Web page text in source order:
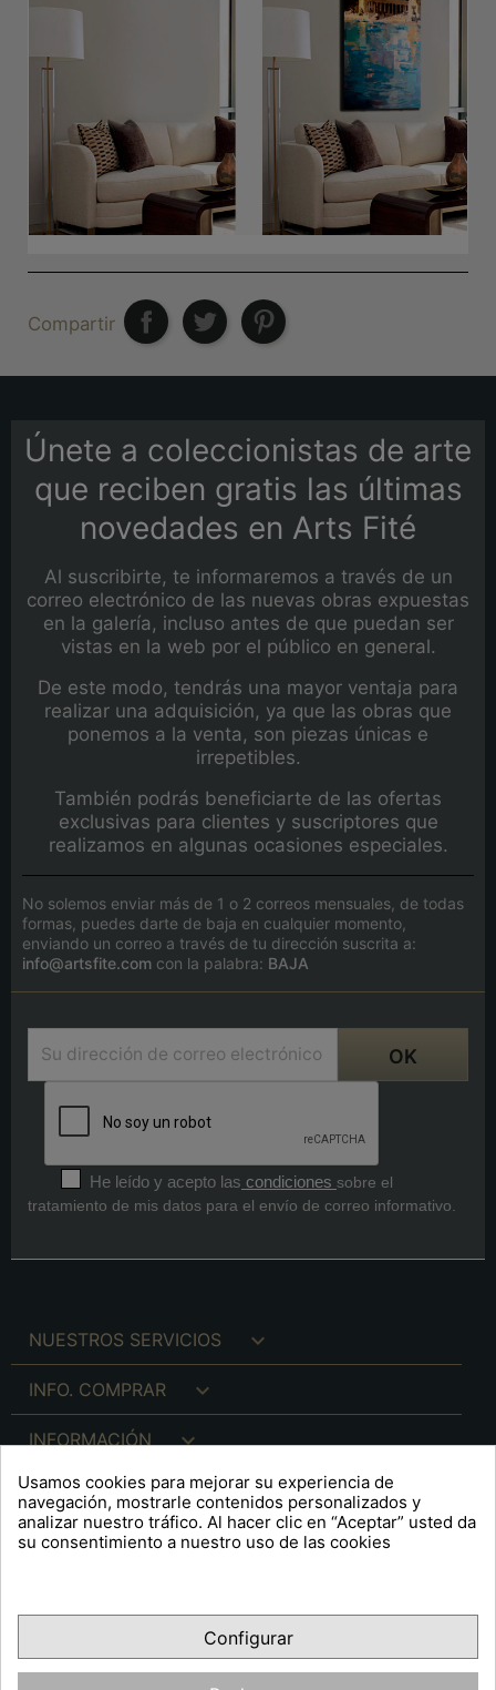
Compartir
Únete a coleccionistas de arte
que reciben gratis las últimas
novedades en Arts Fité
Al suscribirte, te informaremos a través de un
correo electrónico de las nuevas obras expuestas
en la galería, incluso antes de que puedan ser
vistas en la web por el público en general.
De este modo, tendrás una mayor ventaja para
realizar una adquisición, ya que las obras que
ponemos a la venta, son piezas únicas e
irrepetibles.
También podrás beneficiarte de las ofertas
exclusivas para clientes y suscriptores que
realizamos en algunas ocasiones especiales.
No solemos enviar más de 1 o 2 correos mensuales, de todas
formas, puedes darte de baja en cualquier momento,
enviando un correo a través de tu dirección suscrita a:
info@artsfite.com con la palabra: BAJA
He leído y acepto las condiciones sobre el
tratamiento de mis datos para el envío de correo informativo.
NUESTROS SERVICIOS 
INFO. COMPRAR 
INFORMACIÓN 
INFO. LEGAL 
FacebookYouTubePinterest
OPINIONES CLIENTES
Usamos cookies para mejorar su experiencia de
navegación, mostrarle contenidos personalizados y
analizar nuestro tráfico. Al hacer clic en “Aceptar” usted da
su consentimiento a nuestro uso de las cookies
Configurar